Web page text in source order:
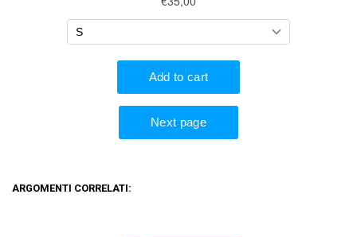
ARGOMENTI CORRELATI: